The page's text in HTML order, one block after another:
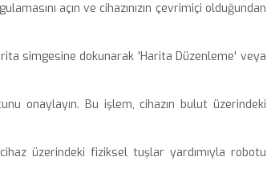
açın ve cihazınızın çevrimiçi olduğundan
simgesine dokunarak 'Harita Düzenleme' veya
onaylayın. Bu işlem, cihazın bulut üzerindeki
üzerindeki fiziksel tuşlar yardımıyla robotu